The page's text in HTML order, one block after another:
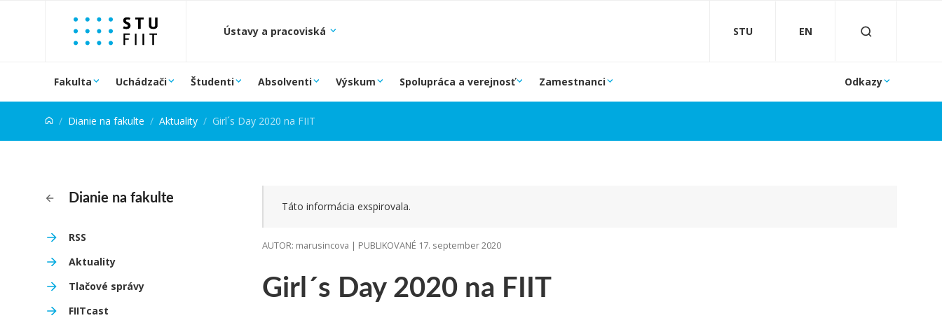
Prejsť na obsah
Ústavy a pracoviská STU EN
Fakulta Uchádzači Študenti Absolventi Výskum Spolupráca a verejnosť Zamestnanci Odkazy
Dianie na fakulte Aktuality Girl´s Day 2020 na FIIT
Dianie na fakulte
RSS
Aktuality
Tlačové správy
FIITcast
Girl´s Day 2020 na FIIT
Táto informácia exspirovala.
AUTOR: marusincova | PUBLIKOVANÉ 17. september 2020